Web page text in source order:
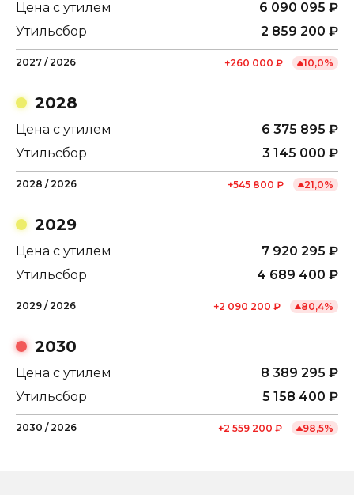
Цена с утилем 6 090 095 ₽
Утильсбор
2 859 200 ₽
2027 / 2026 +260 000 ₽ 10,0%
2028
Цена с утилем 6 375 895 ₽
Утильсбор
3 145 000 ₽
2028 / 2026 +545 800 ₽ 21,0%
2029
Цена с утилем 7 920 295 ₽
Утильсбор
4 689 400 ₽
2029 / 2026 +2 090 200 ₽ 80,4%
2030
Цена с утилем 8 389 295 ₽
Утильсбор
5 158 400 ₽
2030 / 2026 +2 559 200 ₽ 98,5%